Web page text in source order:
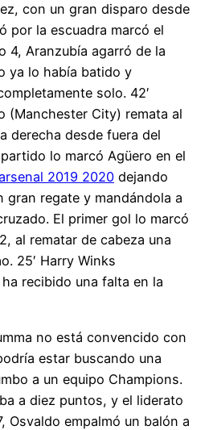
con un gran disparo desde
por la escuadra marcó el
4, Aranzubía agarró de la
ya lo había batido y
solo. 42′
(Manchester City) remata al
derecha desde fuera del
lo marcó Agüero en el
2019 2020 dejando
gran regate y mandándola a
El primer gol lo marcó
al rematar de cabeza una
25′ Harry Winks
recibido una falta en la
no está convencido con
estar buscando una
a un equipo Champions.
a diez puntos, y el liderato
Osvaldo empalmó un balón a